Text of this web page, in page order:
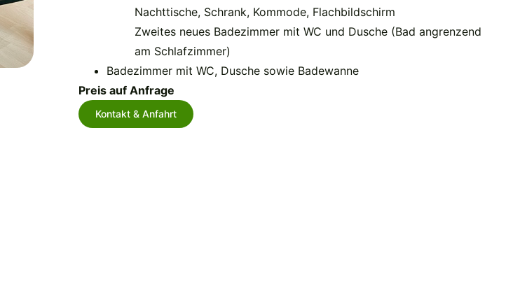
Nachttische, Schrank, Kommode, Flachbildschirm
Zweites neues Badezimmer mit WC und Dusche (Bad angrenzend
am Schlafzimmer)
Badezimmer mit WC, Dusche sowie Badewanne
Preis auf Anfrage
Kontakt & Anfahrt